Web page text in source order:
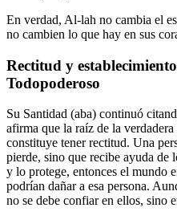
En verdad, Al-lah no cambia el
no cambien lo que hay en sus
Rectitud y
Todopoderoso
Su Santidad (aba) continuó
afirma que la raíz de la
constituye tener rectitud. Una
pierde, sino que recibe ayuda de
y lo protege, entonces el mundo
podrían dañar a esa persona.
no se debe confiar en ellos, sino